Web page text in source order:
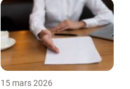
investering
15 mars 2026